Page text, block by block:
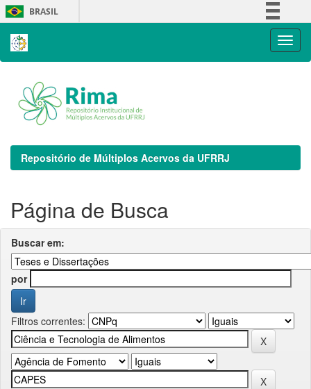
Skip
navigation
BRASIL
Repositório de Múltiplos Acervos da UFRRJ
Página de Busca
Buscar em:
por
Filtros correntes: